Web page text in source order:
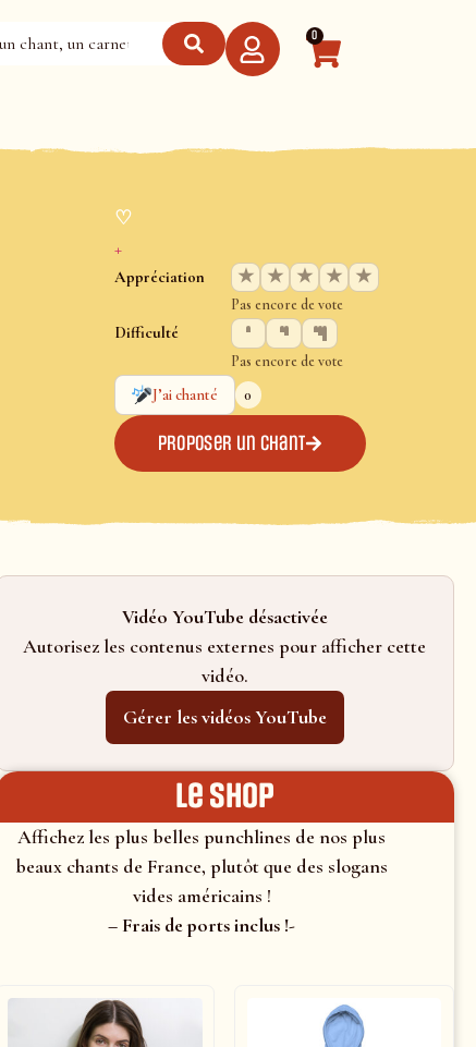
0
♡
+
Appréciation ★ ★ ★ ★ ★
Pas encore de vote
Difficulté
Pas encore de vote
J’ai chanté
0
Proposer un chant
Vidéo YouTube désactivée
Autorisez les contenus externes pour afficher cette
vidéo.
Gérer les vidéos YouTube
le shop
Affichez les plus belles punchlines de nos plus
beaux chants de France, plutôt que des slogans
vides américains !
– Frais de ports inclus !-